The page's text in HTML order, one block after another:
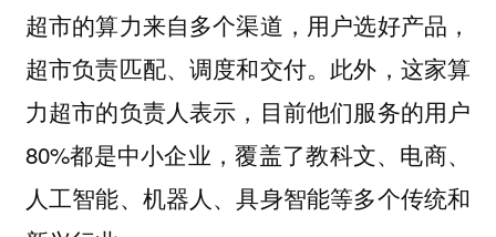
超市的算力来自多个渠道，用户选好产品，
超市负责匹配、调度和交付。此外，这家算
力超市的负责人表示，目前他们服务的用户
80%都是中小企业，覆盖了教科文、电商、
人工智能、机器人、具身智能等多个传统和